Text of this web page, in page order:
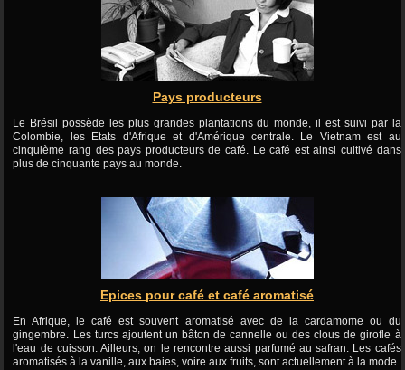
Pays producteurs
Le Brésil possède les plus grandes plantations du monde, il est suivi par la
Colombie, les Etats d'Afrique et d'Amérique centrale. Le Vietnam est au
cinquième rang des pays producteurs de café. Le café est ainsi cultivé dans
plus de cinquante pays au monde.
Epices pour café et café aromatisé
En Afrique, le café est souvent aromatisé avec de la cardamome ou du
gingembre. Les turcs ajoutent un bâton de cannelle ou des clous de girofle à
l'eau de cuisson. Ailleurs, on le rencontre aussi parfumé au safran. Les cafés
aromatisés à la vanille, aux baies, voire aux fruits, sont actuellement à la mode.